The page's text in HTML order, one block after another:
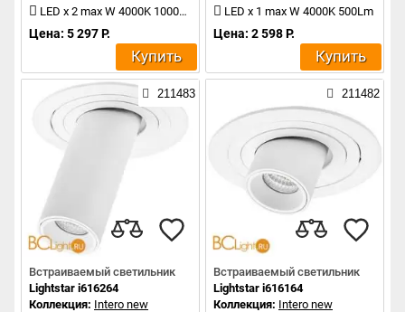
LED x 2 max W 4000K 1000Lm
Цена: 5 297 Р.
Купить
LED x 1 max W 4000K 500Lm
Цена: 2 598 Р.
Купить
211483
Встраиваемый светильник
Lightstar i616264
Коллекция: Intero new
211482
Встраиваемый светильник
Lightstar i616164
Коллекция: Intero new